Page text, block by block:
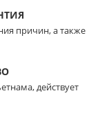
причин, а также
действует